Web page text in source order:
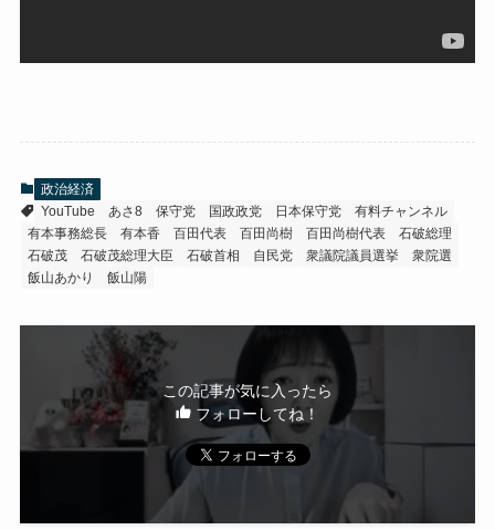
政治経済
YouTube
あさ8 保守党 国政政党 日本保守党
有料チャンネル
有本事務総長
有本香 百田代表 百田尚樹 百田尚樹代表
石破総理
石破茂
石破茂総理大臣 石破首相 自民党 衆議院議員選挙
衆院選
飯山あかり
飯山陽
この記事が気に入ったら
フォローしてね！